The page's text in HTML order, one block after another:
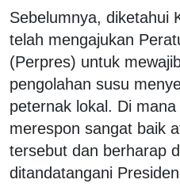
Sebelumnya, diketahui
telah mengajukan
(Perpres) untuk
pengolahan susu
peternak lokal. Di mana
merespon sangat baik
tersebut dan berharap
ditandatangani